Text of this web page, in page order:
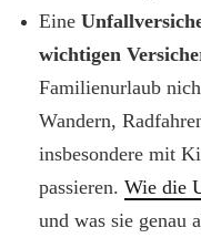
Eine
wichtigen
Familienurlaub
Wandern,
insbesondere mit
passieren. Wie die
und was sie genau